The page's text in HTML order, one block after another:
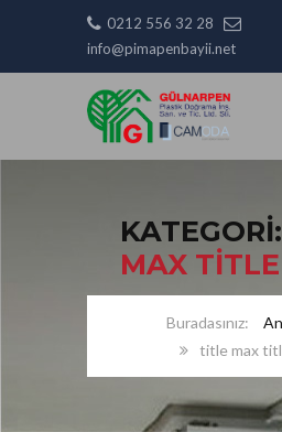
0212 556 32 28
info@pimapenbayii.net
KATEGORI:
MAX
title max